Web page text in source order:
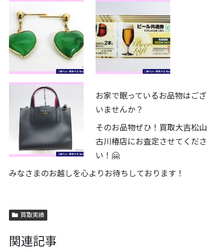
お家で眠っているお品物はござ
いませんか？
そのお品物ぜひ！買取大吉松山
古川椿店にお査定させてくださ
い！🤗
みなさまのお越しを心よりお待ちしております！
買取実績
関連記事